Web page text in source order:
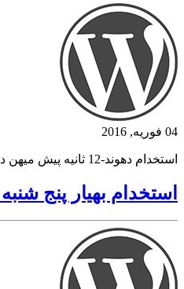
04 فوریه, 2016
استخدام دهوند-12 ثانیه پیش میهن دانلود ورزش و زندگی
استخدام بهیار پنج شنبه ۱۵ بهمن ۹۴